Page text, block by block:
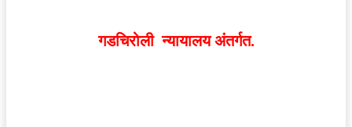
गडचिरोली न्यायालय अंतर्गत.